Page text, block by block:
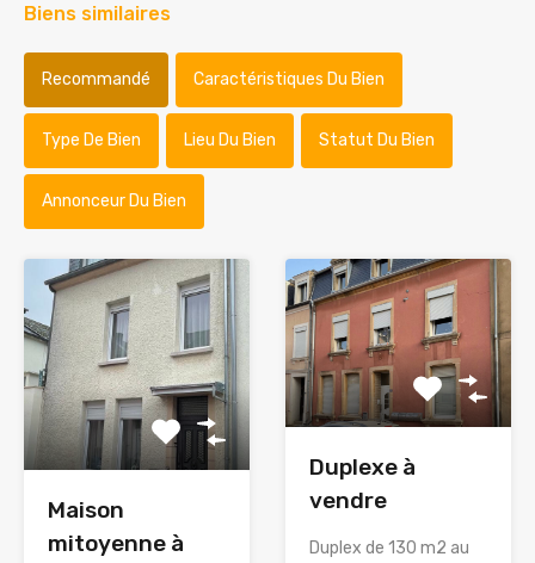
Biens similaires
Recommandé Caractéristiques Du Bien
Type De Bien Lieu Du Bien Statut Du Bien
Annonceur Du Bien
Maison
mitoyenne à
Duplexe à
vendre
Duplex de 130 m2 au